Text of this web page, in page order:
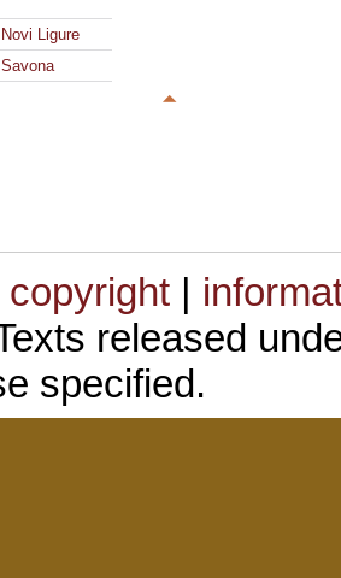
Ligure
copyright|
released
specified.